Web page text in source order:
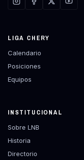
LIGA CHERY
Calendario
Posiciones
Equipos
INSTITUCIONAL
Sobre LNB
Historia
Directorio